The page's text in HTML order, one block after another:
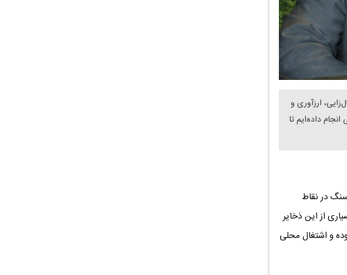
ارزآوری و
داده‌ایم تا
نخست جهان قرار دارد. تاکنون بیش از ۵۰ نوع گوهرسنگ در نقاط
از این ذخایر
و اشتغال محلی